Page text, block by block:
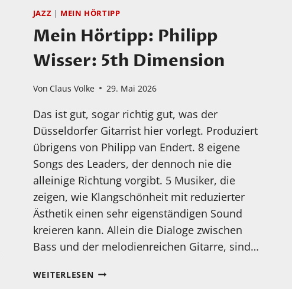
JAZZ | MEIN HÖRTIPP
Mein Hörtipp: Philipp
Wisser: 5th Dimension
Von Claus Volke 29. Mai 2026
Das ist gut, sogar richtig gut, was der
Düsseldorfer Gitarrist hier vorlegt. Produziert
übrigens von Philipp van Endert. 8 eigene
Songs des Leaders, der dennoch nie die
alleinige Richtung vorgibt. 5 Musiker, die
zeigen, wie Klangschönheit mit reduzierter
Ästhetik einen sehr eigenständigen Sound
kreieren kann. Allein die Dialoge zwischen
Bass und der melodienreichen Gitarre, sind…
WEITERLESENMEIN